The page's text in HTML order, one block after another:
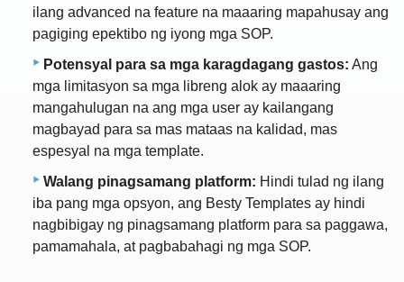
ilang advanced na feature na maaaring mapahusay ang
pagiging epektibo ng iyong mga SOP.
Potensyal para sa mga karagdagang gastos: Ang
mga limitasyon sa mga libreng alok ay maaaring
mangahulugan na ang mga user ay kailangang
magbayad para sa mas mataas na kalidad, mas
espesyal na mga template.
Walang pinagsamang platform: Hindi tulad ng ilang
iba pang mga opsyon, ang Besty Templates ay hindi
nagbibigay ng pinagsamang platform para sa paggawa,
pamamahala, at pagbabahagi ng mga SOP.